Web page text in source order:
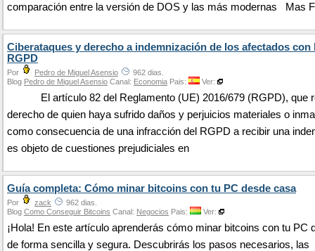
comparación entre la versión de DOS y las más modernas Mas
Ciberataques y derecho a indemnización de los afectados con
RGPD
Por Pedro de Miguel Asensio
962 dias.
Blog Pedro de Miguel Asensio Canal: Economia Pais: Ver:
El artículo 82 del Reglamento (UE) 2016/679 (RGPD), que
derecho de quien haya sufrido daños y perjuicios materiales o
como consecuencia de una infracción del RGPD a recibir una
es objeto de cuestiones prejudiciales en
Guía completa: Cómo minar bitcoins con tu PC desde casa
Por zack
962 dias.
Blog Como Conseguir Bitcoins Canal: Negocios Pais: Ver:
¡Hola! En este artículo aprenderás cómo minar bitcoins con tu PC
de forma sencilla y segura. Descubrirás los pasos necesarios, las